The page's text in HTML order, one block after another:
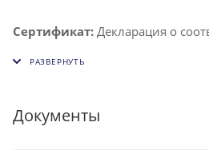
Сертификат: Декларация о
Документы